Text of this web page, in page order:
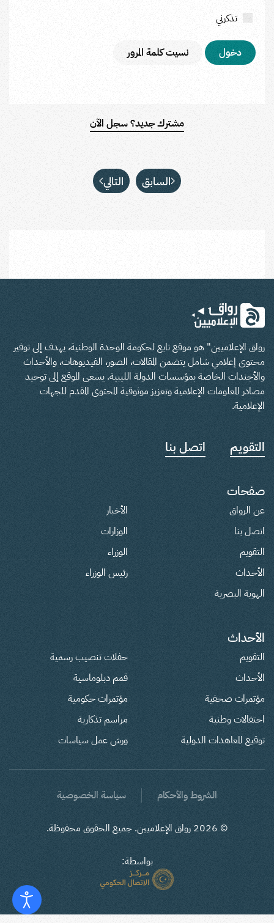
تذكرني
نسيت كلمة المرور
مشترك جديد؟ سجل الآن
السابق التالي
رواق الإعلاميين" هو موقع تابع لحكومة الوحدة الوطنية، يهدف إلى توفير
محتوى إعلامي شامل يتضمن المقالات، الصور، الفيديوهات، والأحداث
والأجندات الخاصة بمؤسسات الدولة الليبية. يسعى الموقع إلى توحيد
مصادر المعلومات الإعلامية وتعزيز موثوقية المحتوى المقدم للجهات
الإعلامية.
التقويم اتصل بنا
صفحات
عن الرواق
اتصل بنا
التقويم
الأحداث
الهوية البصرية
الأخبار
الوزارات
الوزراء
رئيس الوزراء
الأحداث
التقويم
الأحداث
مؤتمرات صحفية
احتفالات وطنية
توقيع المعاهدات الدولية
حفلات تنصيب رسمية
قمم دبلوماسية
مؤتمرات حكومية
مراسم تذكارية
ورش عمل سياسات
الشروط والأحكام سياسة الخصوصية
©
2026 رواق الإعلاميين. جميع الحقوق محفوظة.
بواسطة: